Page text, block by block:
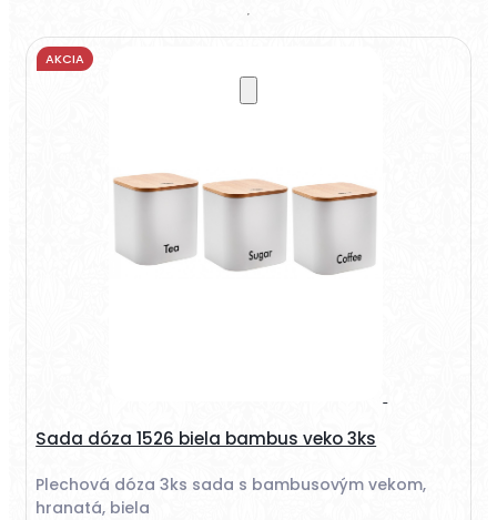
Sada dóza 1526 biela bambus veko 3ks
Plechová dóza 3ks sada s bambusovým vekom,
hranatá, biela
AKCIA